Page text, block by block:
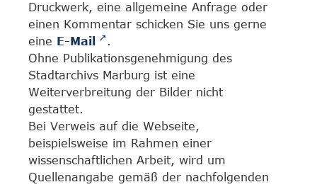
Druckwerk, eine allgemeine Anfrage oder
einen Kommentar schicken Sie uns gerne
eine E-Mail
.
Ohne Publikationsgenehmigung des
Stadtarchivs Marburg ist eine
Weiterverbreitung der Bilder nicht
gestattet.
Bei Verweis auf die Webseite,
beispielsweise im Rahmen einer
wissenschaftlichen Arbeit, wird um
Quellenangabe gemäß der nachfolgenden